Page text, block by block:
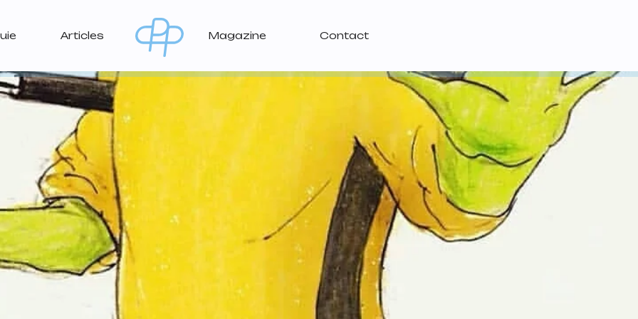
Articles Magazine Contact